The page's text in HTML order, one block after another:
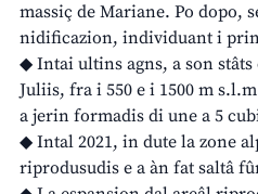
massiç de Mariane. Po dopo,
nidificazion, individuant i
◆ Intai ultins agns, a son
Juliis, fra i 550 e i 1500 m
a jerin formadis di une a 5
◆ Intal 2021, in dute la zone
riprodusudis e a àn fat saltâ